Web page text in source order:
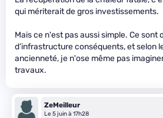
qui mériterait de gros investissements.
Mais ce n'est pas aussi simple. Ce sont
d’infrastructure conséquents, et selon
ancienneté, je n'ose même pas
travaux.
ZeMeilleur
Le 5 juin à 17h28